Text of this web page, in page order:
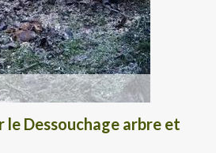
Dessouchage arbre et